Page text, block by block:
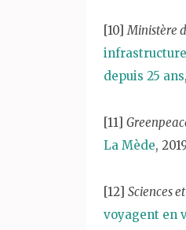
[10]Ministère
depuis 25 ans
[11]
La Mède,
[12] Sciences
voyagent en